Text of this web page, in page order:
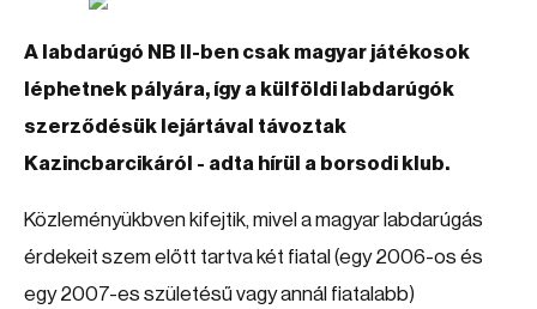
A labdarúgó NB II-ben csak magyar játékosok
léphetnek pályára, így a külföldi labdarúgók
szerződésük lejártával távoztak
Kazincbarcikáról - adta hírül a borsodi klub.
Közleményükbven kifejtik, mivel a magyar labdarúgás
érdekeit szem előtt tartva két fiatal (egy 2006-os és
egy 2007-es születésű vagy annál fiatalabb)